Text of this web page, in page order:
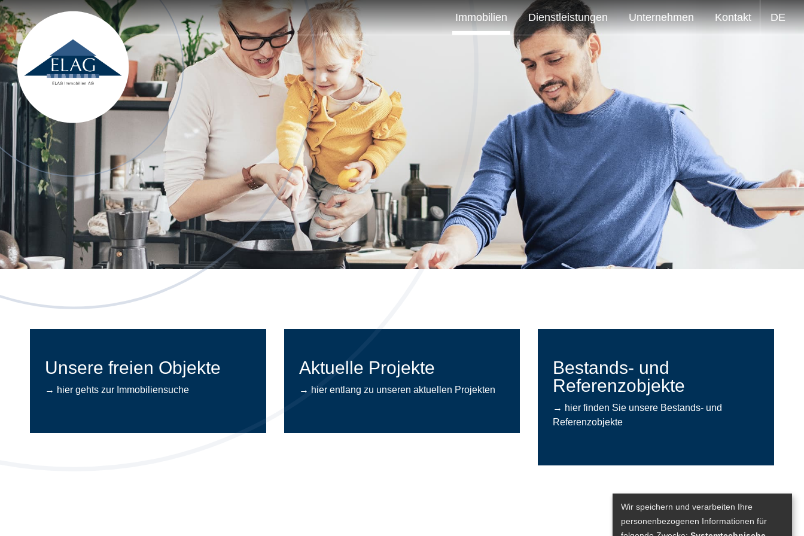
Immobilien Dienstleistungen Unternehmen Kontakt DE
Unsere freien Objekte
→ hier gehts zur Immobiliensuche
Aktuelle Projekte
→ hier entlang zu unseren aktuellen Projekten
Bestands- und
Referenzobjekte
→ hier finden Sie unsere Bestands- und
Referenzobjekte
Wir speichern und verarbeiten Ihre
personenbezogenen Informationen für